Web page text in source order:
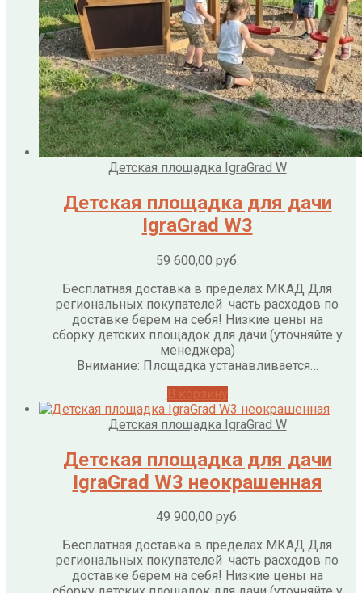
Детская площадка IgraGrad W
Детская площадка для дачи
IgraGrad W3
59 600,00 руб.
Бесплатная доставка в пределах МКАД Для
региональных покупателей часть расходов по
доставке берем на себя! Низкие цены на
сборку детских площадок для дачи (уточняйте у
менеджера)
Внимание: Площадка устанавливается…
Детская площадка IgraGrad W
Детская площадка для дачи
IgraGrad W3 неокрашенная
49 900,00 руб.
Бесплатная доставка в пределах МКАД Для
региональных покупателей часть расходов по
доставке берем на себя! Низкие цены на